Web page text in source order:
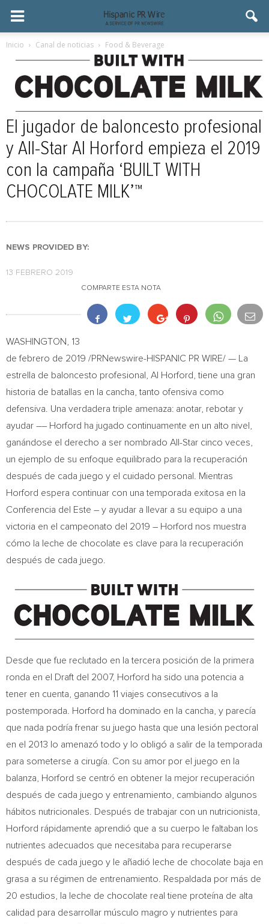
Inicio Canal de noticias Food & Beverage
El jugador de baloncesto profesional
y All-Star Al Horford empieza el 2019
con la campaña ‘BUILT WITH
CHOCOLATE MILK’™
NEWS PROVIDED BY:
13 FEBRERO 2019
COMPARTE ESTA NOTA
WASHINGTON
, 13
de febrero de 2019 /PRNewswire-HISPANIC PR WIRE/ — La
estrella de baloncesto profesional, Al Horford , tiene una gran
historia de batallas en la cancha, tanto ofensiva como
defensiva. Una verdadera triple amenaza: anotar, rebotar y
ayudar –– Horford ha jugado continuamente en un alto nivel,
ganándose el derecho a ser nombrado All-Star cinco veces,
un ejemplo de su enfoque equilibrado para la recuperación
después de cada juego y el cuidado personal. Mientras
Horford espera continuar con una temporada exitosa en la
Conferencia del Este – y ayudar a llevar a su equipo a una
victoria en el campeonato del 2019 – Horford nos muestra
cómo la leche de chocolate es clave para la recuperación
después de cada juego.
Desde que fue reclutado en la tercera posición de la primera
ronda en el Draft del 2007, Horford ha sido una potencia a
tener en cuenta, ganando 11 viajes consecutivos a la
postemporada. Horford ha dominado en la cancha, y parecía
que nada podría frenar su juego hasta que una lesión pectoral
en el 2013 lo amenazó todo y lo obligó a salir de la temporada
para someterse a cirugía. Con su amor por el juego en la
balanza, Horford se centró en obtener la mejor recuperación
después de cada juego y entrenamiento, cambiando algunos
hábitos nutricionales. Después de trabajar con un nutricionista,
Horford rápidamente aprendió que a su cuerpo le faltaban los
nutrientes adecuados que necesitaba para recuperarse
después de cada juego y le añadió leche de chocolate baja en
grasa a su régimen de entrenamiento. Respaldada por más de
20 estudios, la leche de chocolate real tiene proteína de alta
calidad para desarrollar músculo magro y nutrientes para